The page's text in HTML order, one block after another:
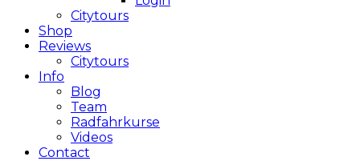
Citytours
Shop
Reviews
Citytours
Info
Blog
Team
Radfahrkurse
Videos
Contact